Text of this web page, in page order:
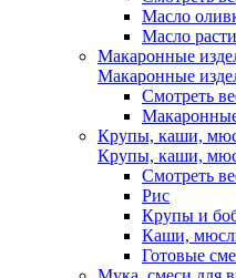
Масло
Масло
Макаронные
Макаронные
Смотреть
Крупы, каши,
Крупы, каши,
Смотреть
Рис
Крупы и
Каши,
Готовые